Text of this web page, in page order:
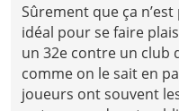
Sûrement que ça
idéal pour se faire
un 32e contre un club
comme on le sait en
joueurs ont souvent